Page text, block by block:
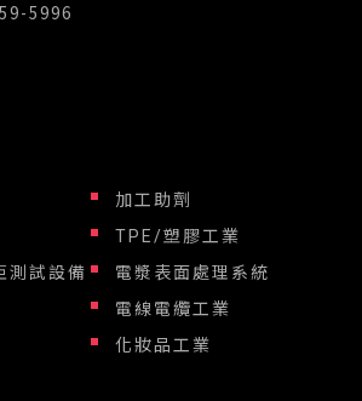
5996
加工助劑
TPE/塑膠工業
測試設備
電漿表面處理系統
電線電纜工業
化妝品工業